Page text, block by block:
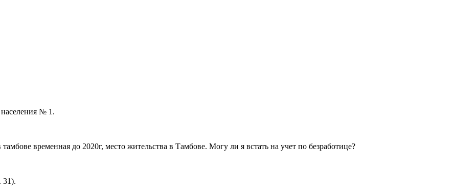
№ 1.
временная до 2020г, место жительства в Тамбове. Могу ли я встать на учет по безработице?
31).